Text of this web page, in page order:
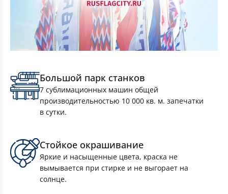
Комплект Флагов Москвы 90×135см 10 штук
Комплект Флагов Московской области
Большой парк станков
7 сублимационных машин общей
производительностью 10 000 кв. м. запечатки
в сутки.
Стойкое окрашивание
Яркие и насыщенные цвета, краска не
вымывается при стирке и не выгорает на
солнце.